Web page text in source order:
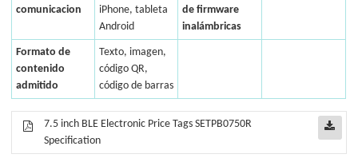
comunicacion
iPhone, tableta
Android
de firmware
inalámbricas
Formato de
contenido
admitido
Texto, imagen,
código QR,
código de barras
7.5 inch BLE Electronic Price Tags SETPB0750R
Specification